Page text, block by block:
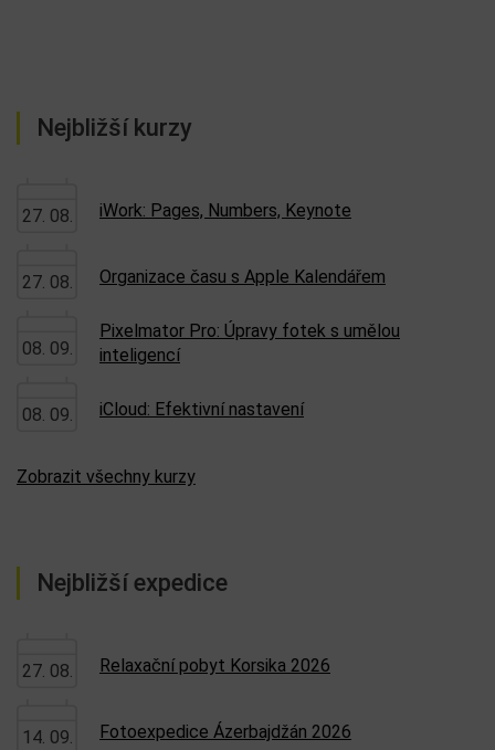
Nejbližší kurzy
27. 08. iWork: Pages, Numbers, Keynote
27. 08. Organizace času s Apple Kalendářem
08. 09.
Pixelmator Pro: Úpravy fotek s umělou
inteligencí
08. 09. iCloud: Efektivní nastavení
Zobrazit všechny kurzy
Nejbližší expedice
27. 08. Relaxační pobyt Korsika 2026
14. 09. Fotoexpedice Ázerbajdžán 2026